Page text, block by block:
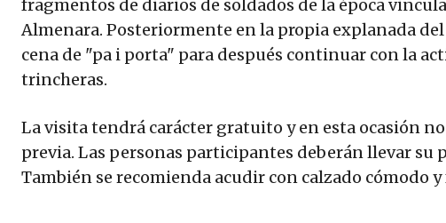
fragmentos de diarios de soldados de la época
Almenara. Posteriormente en la propia explanada
cena de "pa i porta" para después continuar con la
trincheras.
La visita tendrá carácter gratuito y en esta ocasión
previa. Las personas participantes deberán llevar su
También se recomienda acudir con calzado cómodo